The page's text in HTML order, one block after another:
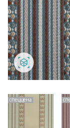
спеццена